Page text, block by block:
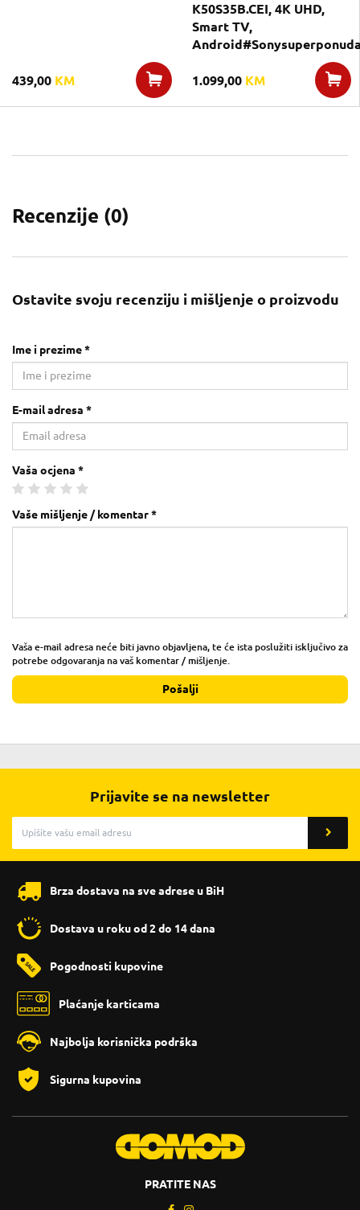
439,00 KM
K50S35B.CEI, 4K UHD,
Smart TV,
1.099,00 KM
Recenzije (0)
Ostavite svoju recenziju i mišljenje o proizvodu
Ime i prezime *
E-mail adresa *
Vaša ocjena *
Vaše mišljenje / komentar *
Vaša e-mail adresa neće biti javno objavljena, te će ista poslužiti isključivo za
potrebe odgovaranja na vaš komentar / mišljenje.
Pošalji
Prijavite se na newsletter
Brza dostava na sve adrese u BiH
Dostava u roku od 2 do 14 dana
Pogodnosti kupovine
Plaćanje karticama
Najbolja korisnička podrška
Sigurna kupovina
PRATITE NAS